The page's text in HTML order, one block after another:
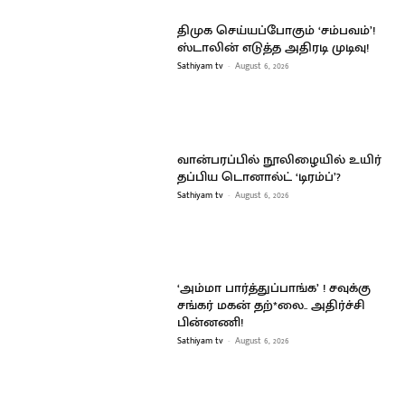
திமுக செய்யப்போகும் ‘சம்பவம்’!
ஸ்டாலின் எடுத்த அதிரடி முடிவு!
Sathiyam tv - August 6, 2026
வான்பரப்பில் நூலிழையில் உயிர்
தப்பிய டொனால்ட் ‘டிரம்ப்’?
Sathiyam tv - August 6, 2026
‘அம்மா பார்த்துப்பாங்க’ ! சவுக்கு
சங்கர் மகன் தற்*லை.. அதிர்ச்சி
பின்னணி!
Sathiyam tv - August 6, 2026